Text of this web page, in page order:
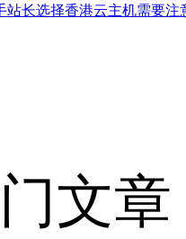
站长选择香港云主机需要注
文章